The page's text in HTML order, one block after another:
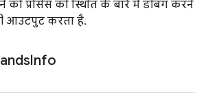
प्रोसेस की स्थिति के बारे में डीबग करने
आउटपुट करता है.
Info